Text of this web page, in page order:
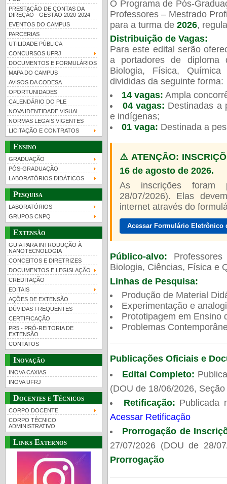
PRESTAÇÃO DE CONTAS DA
DIREÇÃO - GESTÃO 2020-2024
EVENTOS DO CAMPUS
PARCERIAS
UTILIDADE PÚBLICA
CONCURSOS UFRJ
DOCUMENTOS E FORMULÁRIOS
MAPA DO CAMPUS
AVISOS DA CODESA
OPORTUNIDADES
CALENDÁRIO DO PLE
NOVA IDENTIDADE VISUAL
NORMAS LEGAIS VIGENTES
LICITAÇÃO E CONTRATOS
Ensino
GRADUAÇÃO
PÓS-GRADUAÇÃO
LABORATÓRIOS DIDÁTICOS
Pesquisa
LABORATÓRIOS
GRUPOS CNPQ
Extensão
GUIA PARA INTRODUÇÃO À
NANOTECNOLOGIA
CONCEITOS E DIRETRIZES
DOCUMENTOS E LEGISLAÇÃO
CREDITAÇÃO
EDITAIS
AÇÕES DE EXTENSÃO
DÚVIDAS FREQUENTES
CERTIFICAÇÃO
PR5 - PRÓ-REITORIA DE
EXTENSÃO
CONTATOS
Inovação
INOVA CAXIAS
INOVA UFRJ
Docentes e Técnicos
CORPO DOCENTE
CORPO TÉCNICO
ADMINISTRATIVO
Links Externos
O Programa de Pós-
Professores – Mestrado
para a turma de 2026,
Distribuição de Vagas:
Para este edital serão
a portadores de diploma
Biologia, Física,
divididas da seguinte forma:
14 vagas: Ampla
04 vagas: Destinadas a
e indígenas;
01 vaga: Destinada a
⚠️ ATENÇÃO:
16 de agosto de 2026.
As inscrições foram
28/07/2026). Elas
internet através do
Acessar Formulário
Público-alvo:
Biologia, Ciências, Física e
Linhas de Pesquisa:
Produção de Material
Experimentação e
Prototipagem em Ensino
Problemas
Publicações Oficiais e
Edital Completo:
(DOU de 18/06/2026,
Retificação: Publicada
Acessar Retificação
Prorrogação de
27/07/2026 (DOU de 28/
Prorrogação
UFRJ 100 anos